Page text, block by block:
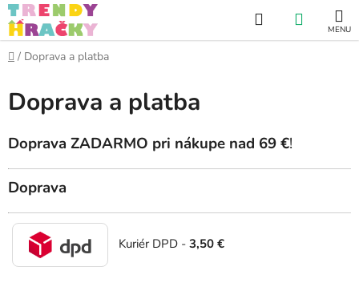
Prejsť
na
obsah
Hľadať
KOŠÍK
Domov
/ Doprava a platba
Doprava a platba
Doprava ZADARMO pri nákupe nad 69 €!
Doprava
Kuriér DPD - 3,50 €